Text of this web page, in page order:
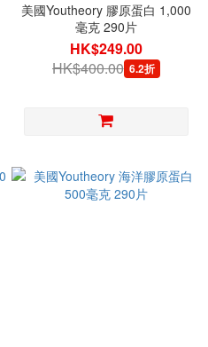
美國Youtheory 膠原蛋白 1,000
毫克 290片
HK$249.00
HK$400.00 6.2折